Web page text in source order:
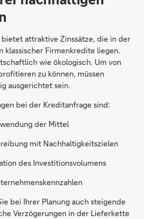
attraktive Zinssätze, die in der
klassischer Firmenkredite liegen.
wie ökologisch. Um von
zu können, müssen
ausgerichtet sein.
bei der Kreditanfrage sind:
der Mittel
mit Nachhaltigkeitszielen
des Investitionsvolumens
bei Ihrer Planung auch steigende
Verzögerungen in der Lieferkette